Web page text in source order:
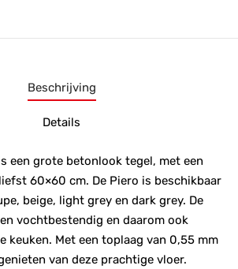
Beschrijving
Details
een grote betonlook tegel, met een
60×60 cm. De Piero is beschikbaar
beige, light grey en dark grey. De
vochtbestendig en daarom ook
keuken. Met een toplaag van 0,55 mm
van deze prachtige vloer.